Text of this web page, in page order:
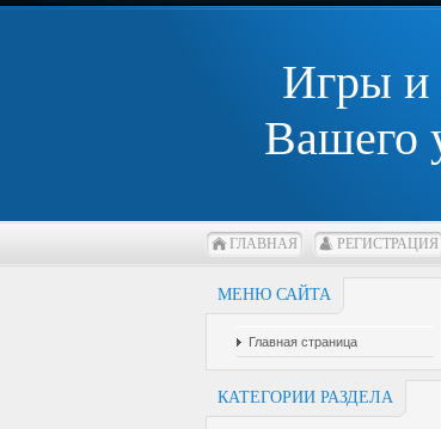
Игры и
Вашего
ГЛАВНАЯ РЕГИСТРАЦИЯ
МЕНЮ САЙТА
Главная страница
КАТЕГОРИИ РАЗДЕЛА